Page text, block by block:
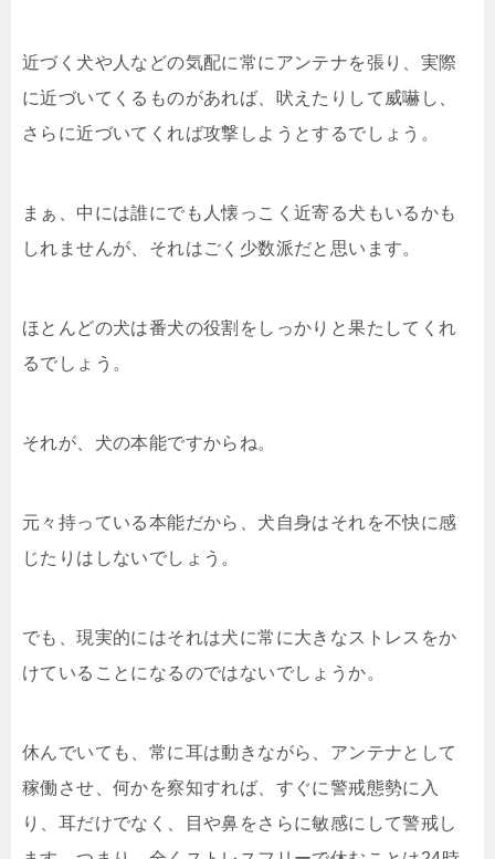
近づく犬や人などの気配に常にアンテナを張り、実際
に近づいてくるものがあれば、吠えたりして威嚇し、
さらに近づいてくれば攻撃しようとするでしょう。
まぁ、中には誰にでも人懐っこく近寄る犬もいるかも
しれませんが、それはごく少数派だと思います。
ほとんどの犬は番犬の役割をしっかりと果たしてくれ
るでしょう。
それが、犬の本能ですからね。
元々持っている本能だから、犬自身はそれを不快に感
じたりはしないでしょう。
でも、現実的にはそれは犬に常に大きなストレスをか
けていることになるのではないでしょうか。
休んでいても、常に耳は動きながら、アンテナとして
稼働させ、何かを察知すれば、すぐに警戒態勢に入
り、耳だけでなく、目や鼻をさらに敏感にして警戒し